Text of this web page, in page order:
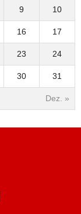
Dez. »
9 10
16 17
23 24
30 31